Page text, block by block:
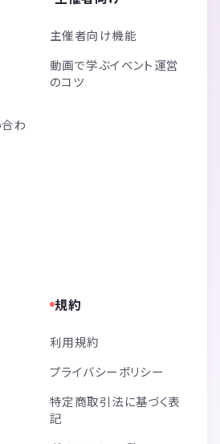
わ
主催者向け機能
動画で学ぶイベント運営
のコツ
規約
利用規約
プライバシーポリシー
特定商取引法に基づく表
記